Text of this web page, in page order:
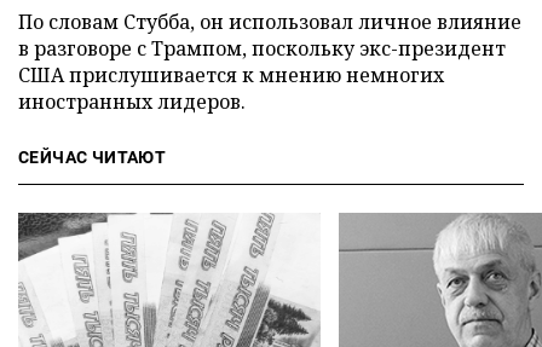
По словам Стубба, он использовал личное влияние
в разговоре с Трампом, поскольку экс-президент
США прислушивается к мнению немногих
иностранных лидеров.
СЕЙЧАС ЧИТАЮТ